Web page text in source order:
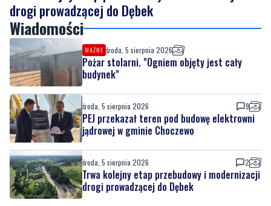
WAŻNE środa, 5 sierpnia 2026
Pożar stolarni. "Ogniem objęty jest cały
budynek"
środa, 5 sierpnia 2026
PEJ przekazał teren pod budowę elektrowni
środa, 5 sierpnia 2026 2
Trwa kolejny etap przebudowy i modernizacji
środa, 5 sierpnia 2026 8
Mediana wynagrodzeń w Polsce przekroczyła
7,6 tys. zł